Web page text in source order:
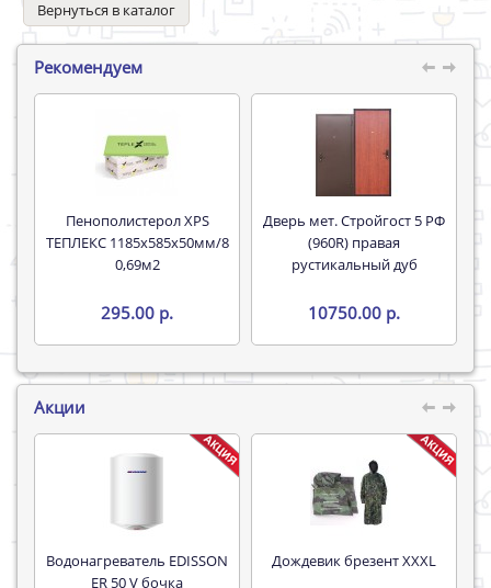
Вернуться в каталог
Рекомендуем
Пенополистерол XPS
ТЕПЛЕКС 1185х585х50мм/8
0,69м2
295.00 р.
Дверь мет. Стройгост 5 РФ
(960R) правая
рустикальный дуб
10750.00 р.
Акции
Водонагреватель EDISSON
ER 50 V бочка
Дождевик брезент XXXL